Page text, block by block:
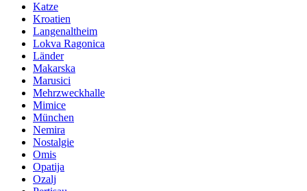
Katze
Kroatien
Langenaltheim
Lokva Ragonica
Länder
Makarska
Marusici
Mehrzweckhalle
Mimice
München
Nemira
Nostalgie
Omis
Opatija
Ozalj